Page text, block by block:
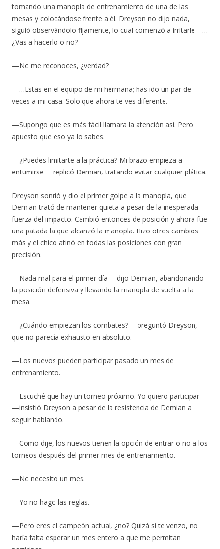
tomando una manopla de entrenamiento de una de las
mesas y colocándose frente a él. Dreyson no dijo nada,
siguió observándolo fijamente, lo cual comenzó a irritarle—…
¿Vas a hacerlo o no?
—No me reconoces, ¿verdad?
—…Estás en el equipo de mi hermana; has ido un par de
veces a mi casa. Solo que ahora te ves diferente.
—Supongo que es más fácil llamara la atención así. Pero
apuesto que eso ya lo sabes.
—¿Puedes limitarte a la práctica? Mi brazo empieza a
entumirse —replicó Demian, tratando evitar cualquier plática.
Dreyson sonrió y dio el primer golpe a la manopla, que
Demian trató de mantener quieta a pesar de la inesperada
fuerza del impacto. Cambió entonces de posición y ahora fue
una patada la que alcanzó la manopla. Hizo otros cambios
más y el chico atinó en todas las posiciones con gran
precisión.
—Nada mal para el primer día —dijo Demian, abandonando
la posición defensiva y llevando la manopla de vuelta a la
mesa.
—¿Cuándo empiezan los combates? —preguntó Dreyson,
que no parecía exhausto en absoluto.
—Los nuevos pueden participar pasado un mes de
entrenamiento.
—Escuché que hay un torneo próximo. Yo quiero participar
—insistió Dreyson a pesar de la resistencia de Demian a
seguir hablando.
—Como dije, los nuevos tienen la opción de entrar o no a los
torneos después del primer mes de entrenamiento.
—No necesito un mes.
—Yo no hago las reglas.
—Pero eres el campeón actual, ¿no? Quizá si te venzo, no
haría falta esperar un mes entero a que me permitan